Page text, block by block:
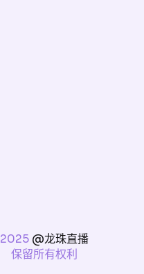
2025 @龙珠直播
保留所有权利